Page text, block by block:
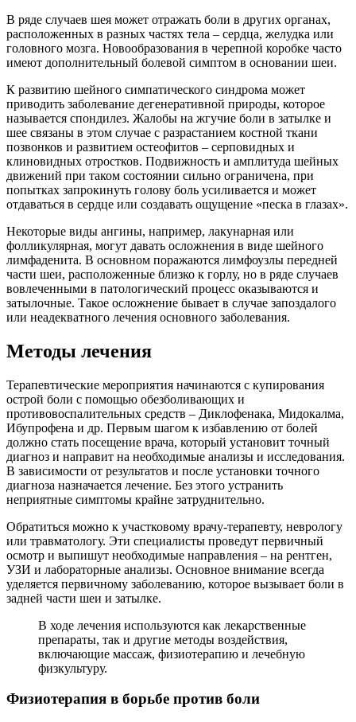
В ряде случаев шея может отражать боли в других органах,
расположенных в разных частях тела – сердца, желудка или
головного мозга. Новообразования в черепной коробке часто
имеют дополнительный болевой симптом в основании шеи.
К развитию шейного симпатического синдрома может
приводить заболевание дегенеративной природы, которое
называется спондилез. Жалобы на жгучие боли в затылке и
шее связаны в этом случае с разрастанием костной ткани
позвонков и развитием остеофитов – серповидных и
клиновидных отростков. Подвижность и амплитуда шейных
движений при таком состоянии сильно ограничена, при
попытках запрокинуть голову боль усиливается и может
отдаваться в сердце или создавать ощущение «песка в глазах».
Некоторые виды ангины, например, лакунарная или
фолликулярная, могут давать осложнения в виде шейного
лимфаденита. В основном поражаются лимфоузлы передней
части шеи, расположенные близко к горлу, но в ряде случаев
вовлеченными в патологический процесс оказываются и
затылочные. Такое осложнение бывает в случае запоздалого
или неадекватного лечения основного заболевания.
Методы лечения
Терапевтические мероприятия начинаются с купирования
острой боли с помощью обезболивающих и
противовоспалительных средств – Диклофенака, Мидокалма,
Ибупрофена и др. Первым шагом к избавлению от болей
должно стать посещение врача, который установит точный
диагноз и направит на необходимые анализы и исследования.
В зависимости от результатов и после установки точного
диагноза назначается лечение. Без этого устранить
неприятные симптомы крайне затруднительно.
Обратиться можно к участковому врачу-терапевту, неврологу
или травматологу. Эти специалисты проведут первичный
осмотр и выпишут необходимые направления – на рентген,
УЗИ и лабораторные анализы. Основное внимание всегда
уделяется первичному заболеванию, которое вызывает боли в
задней части шеи и затылке.
В ходе лечения используются как лекарственные
препараты, так и другие методы воздействия,
включающие массаж, физиотерапию и лечебную
физкультуру.
Физиотерапия в борьбе против боли